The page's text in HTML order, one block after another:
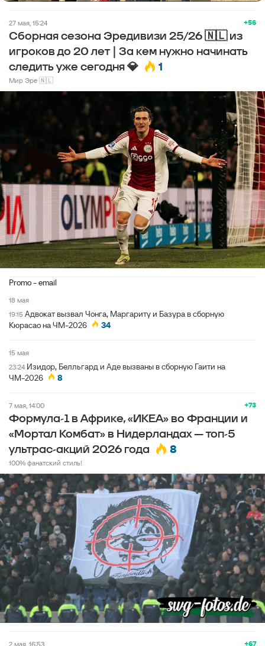
+56
27 мая, 15:24
Сборная сезона Эредивизи 25/26 🇳🇱 из
игроков до 20 лет | За кем нужно начинать
следить уже сегодня 💎
1
Мир Эре 🇳🇱
Promo - email
18 мая
19:15 Адвокат вызвал Чонга, Маргариту и Базура в сборную
Кюрасао на ЧМ-2026
34
15 мая
23:24 Изидор, Белльгард и Аде вызваны в сборную Гаити на
ЧМ-2026
8
+73
7 мая, 14:00
Формула-1 в Африке, «ИКЕА» во Франции и
«Мортал Комбат» в Нидерландах — топ-5
ультрас-акций 2026 года
8
100% фанатский стиль!
+67
2 мая, 16:53